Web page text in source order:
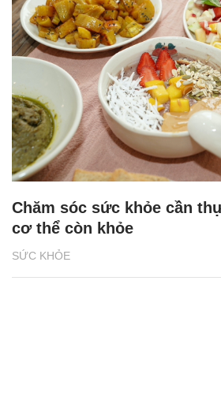
SỨC KHỎE
Chăm sóc sức khỏe cần
cơ thể còn khỏe